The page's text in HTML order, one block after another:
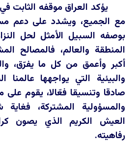
يؤكد العراق موقفه الثابت في
مع الجميع، ويشدد على دعم
بوصفه السبيل الأمثل لحل
المنطقة والعالم، فالمصالح
أكبر وأعمق من كل ما يفرّق،
والبيئية التي يواجهها عالمنا
صادقا وتنسيقا فعّالا، يقوم على
والمسؤولية المشتركة،
العيش الكريم الذي يصون
رفاهيته.